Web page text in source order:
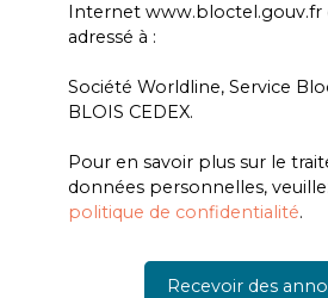
Internet www.bloctel.gouv.fr
adressé à :
Société Worldline, Service
BLOIS CEDEX.
Pour en savoir plus sur le
données personnelles,
politique de confidentialité.
Recevoir des